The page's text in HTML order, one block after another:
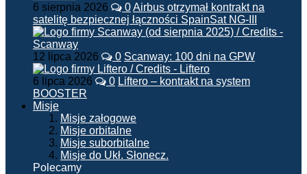
6 sierpnia 2026 0Airbus otrzymał kontrakt na
satelitę bezpiecznej łączności SpainSat NG-III
12 lipca 2026 0 Scanway: 100 dni na GPW
6 lipca 2026 0 Liftero – kontrakt na system
BOOSTER
Misje
Misje załogowe
Misje orbitalne
Misje suborbitalne
Misje do Ukł. Słonecz.
Polecamy